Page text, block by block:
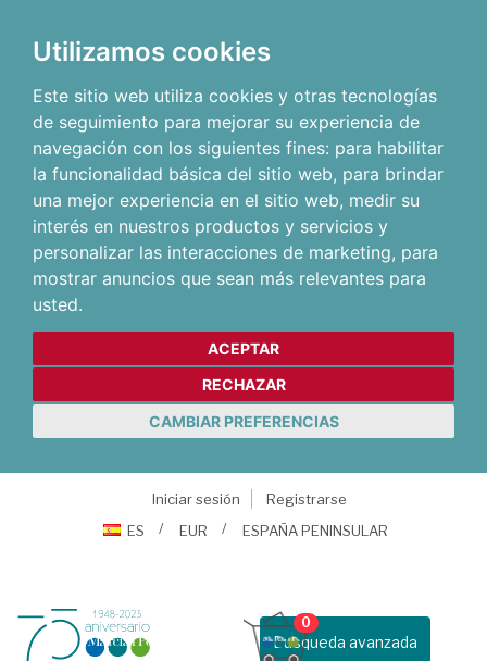
Utilizamos cookies
Este sitio web utiliza cookies y otras tecnologías
de seguimiento para mejorar su experiencia de
navegación con los siguientes fines: para habilitar
la funcionalidad básica del sitio web, para brindar
una mejor experiencia en el sitio web, medir su
interés en nuestros productos y servicios y
personalizar las interacciones de marketing, para
mostrar anuncios que sean más relevantes para
usted.
ACEPTAR
RECHAZAR
CAMBIAR PREFERENCIAS
Iniciar sesión
Registrarse
ES
EUR ESPAÑA PENINSULAR
Busqueda avanzada
0